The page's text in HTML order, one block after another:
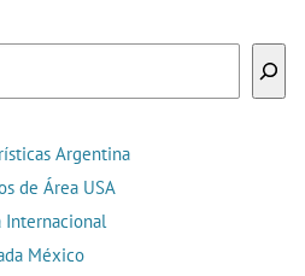
Argentina
de Área USA
Internacional
México